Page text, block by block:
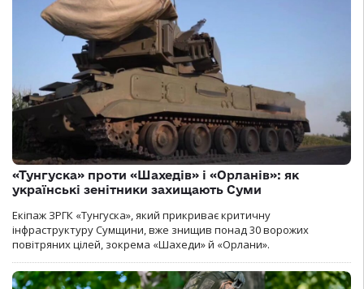
«Тунгуска» проти «Шахедів» і «Орланів»: як
українські зенітники захищають Суми
Екіпаж ЗРГК «Тунгуска», який прикриває критичну
інфраструктуру Сумщини, вже знищив понад 30 ворожих
повітряних цілей, зокрема «Шахеди» й «Орлани».